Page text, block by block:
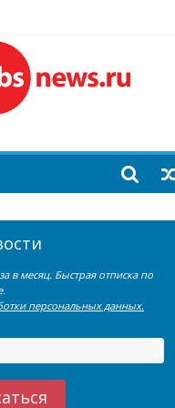
в месяц. Быстрая отписка по
персональных данных.